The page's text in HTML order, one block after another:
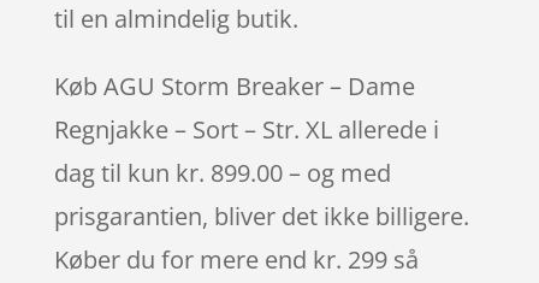
til en almindelig butik.
Køb AGU Storm Breaker – Dame
Regnjakke – Sort – Str. XL allerede i
dag til kun kr. 899.00 – og med
prisgarantien, bliver det ikke billigere.
Køber du for mere end kr. 299 så